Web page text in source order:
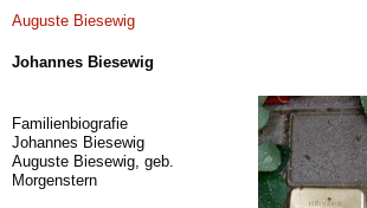
Auguste Biesewig
Johannes Biesewig
Familienbiografie
Johannes Biesewig
Auguste Biesewig, geb.
Morgenstern